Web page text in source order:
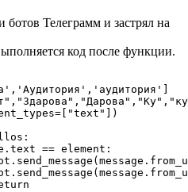
ботов Телеграмм и застрял на
код после функции.
== element: